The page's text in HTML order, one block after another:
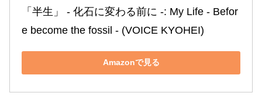
「半生」 ‐ 化石に変わる前に ‐: My Life ‐ Befor
e become the fossil ‐ (VOICE KYOHEI)
Amazonで見る